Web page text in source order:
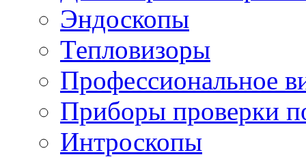
Эндоскопы
Тепловизоры
Профессиональное
Приборы проверки
Интроскопы